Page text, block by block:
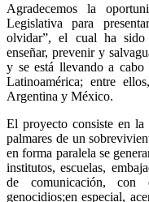
Agradecemos la
Legislativa para
olvidar”, el cual ha sido
enseñar, prevenir y
y se está llevando a
Latinoamérica; entre
Argentina y México.
El proyecto consiste en
palmares de un
en forma paralela se
institutos, escuelas,
de comunicación,
genocidios;en especial,